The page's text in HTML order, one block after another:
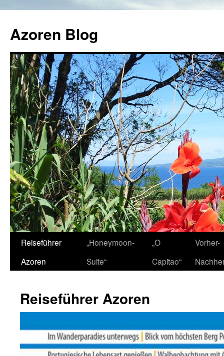
Azoren Blog
Zum
Inhalt
Reiseführer
Azoren
„Honeymoon-
Suite“
„O
Capitao“
Vorher-
Reiseführer Azoren